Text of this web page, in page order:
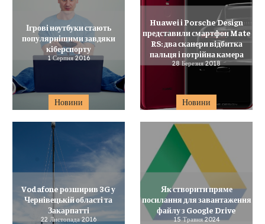
Новини
Ігрові ноутбуки стають
популярнішими завдяки
кіберспорту
1 Серпня 2016
Новини
Huawei і Porsche Design
представили смартфон Mate
RS: два сканери відбитка
пальця і потрійна камера
28 Березня 2018
Vodafone розширив 3G у
Чернівецькій області та
Закарпатті
22 Листопада 2016
Як створити пряме
посилання для завантаження
файлу з Google Drive
15 Травня 2024